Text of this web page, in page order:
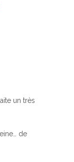
un très
de